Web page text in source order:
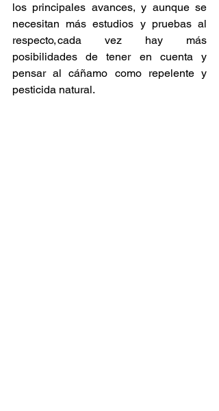
los principales avances, y aunque se
necesitan más estudios y pruebas al
respecto, cada vez hay más
posibilidades de tener en cuenta y
pensar al cáñamo como repelente y
pesticida natural.